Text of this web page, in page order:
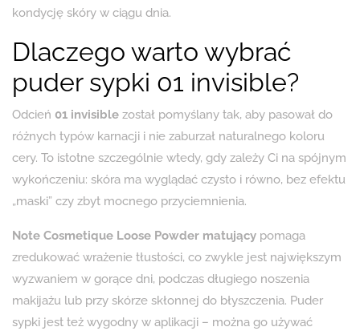
kondycję skóry w ciągu dnia.
Dlaczego warto wybrać
puder sypki 01 invisible?
Odcień 01 invisible został pomyślany tak, aby pasował do
różnych typów karnacji i nie zaburzał naturalnego koloru
cery. To istotne szczególnie wtedy, gdy zależy Ci na spójnym
wykończeniu: skóra ma wyglądać czysto i równo, bez efektu
„maski” czy zbyt mocnego przyciemnienia.
Note Cosmetique Loose Powder matujący pomaga
zredukować wrażenie tłustości, co zwykle jest największym
wyzwaniem w gorące dni, podczas długiego noszenia
makijażu lub przy skórze skłonnej do błyszczenia. Puder
sypki jest też wygodny w aplikacji – można go używać